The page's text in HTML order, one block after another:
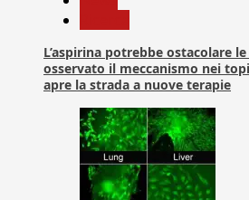
L’aspirina potrebbe ostacolare
osservato il meccanismo nei
apre la strada a nuove terapie